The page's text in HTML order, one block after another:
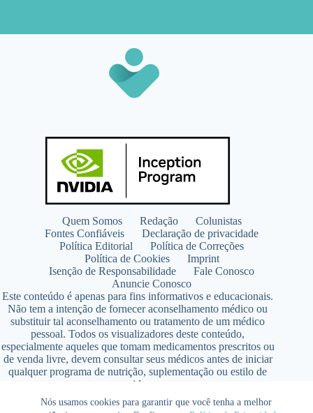
Nós usamos cookies para garantir que você tenha a melhor
Quem Somos Redação
Colunistas
Fontes Confiáveis
Declaração de privacidade
Política Editorial
Política de Correções
Política de Cookies
Imprint
Isenção de Responsabilidade
Fale Conosco
Anuncie Conosco
Este conteúdo é apenas para fins informativos e educacionais.
Não tem a intenção de fornecer aconselhamento médico ou
substituir tal aconselhamento ou tratamento de um médico
pessoal. Todos os visualizadores deste conteúdo,
especialmente aqueles que tomam medicamentos prescritos ou
de venda livre, devem consultar seus médicos antes de iniciar
qualquer programa de nutrição, suplementação ou estilo de
vida.
Copyright © 2026 - SaúdeLAB.com pertence ao grupo